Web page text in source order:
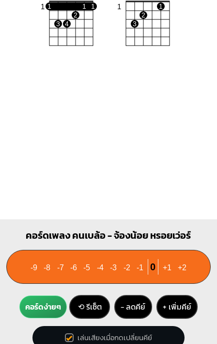
1 1 1
1
2
3
4
1
1
2
3
คอร์ดเพลง คนเบล้อ - จ้องน้อย หรอยเว่อร์
-9 -8 -7 -6 -5 -4 -3 -2 -1 0 +1 +2
คอร์ดง่ายๆ ⟲ รีเซ็ต − ลดคีย์ + เพิ่มคีย์
เล่นเสียงเมื่อกดเปลี่ยนคีย์